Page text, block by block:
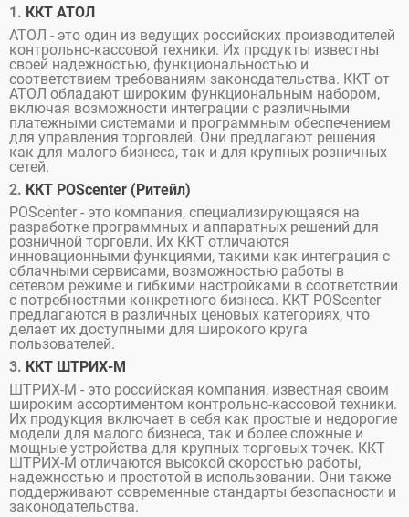
1. ККТ АТОЛ
АТОЛ - это один из ведущих российских производителей
контрольно-кассовой техники. Их продукты известны
своей надежностью, функциональностью и
соответствием требованиям законодательства. ККТ от
АТОЛ обладают широким функциональным набором,
включая возможности интеграции с различными
платежными системами и программным обеспечением
для управления торговлей. Они предлагают решения
как для малого бизнеса, так и для крупных розничных
сетей.
2. ККТ POScenter (Ритейл)
POScenter - это компания, специализирующаяся на
разработке программных и аппаратных решений для
розничной торговли. Их ККТ отличаются
инновационными функциями, такими как интеграция с
облачными сервисами, возможностью работы в
сетевом режиме и гибкими настройками в соответствии
с потребностями конкретного бизнеса. ККТ POScenter
предлагаются в различных ценовых категориях, что
делает их доступными для широкого круга
пользователей.
3. ККТ ШТРИХ-М
ШТРИХ-М - это российская компания, известная своим
широким ассортиментом контрольно-кассовой техники.
Их продукция включает в себя как простые и недорогие
модели для малого бизнеса, так и более сложные и
мощные устройства для крупных торговых точек. ККТ
ШТРИХ-М отличаются высокой скоростью работы,
надежностью и простотой в использовании. Они также
поддерживают современные стандарты безопасности и
законодательства.